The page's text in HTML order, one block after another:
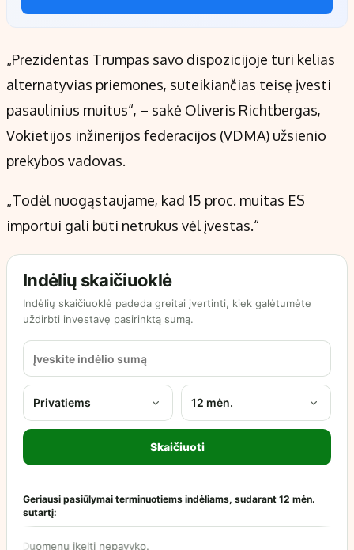
„Prezidentas Trumpas savo dispozicijoje turi kelias
alternatyvias priemones, suteikiančias teisę įvesti
pasaulinius muitus“, – sakė Oliveris Richtbergas,
Vokietijos inžinerijos federacijos (VDMA) užsienio
prekybos vadovas.
„Todėl nuogąstaujame, kad 15 proc. muitas ES
importui gali būti netrukus vėl įvestas.“